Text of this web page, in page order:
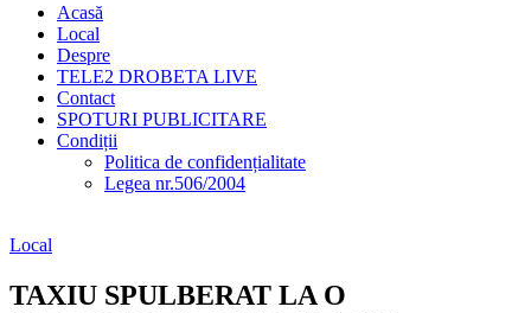
Acasă
Local
Despre
TELE2 DROBETA LIVE
Contact
SPOTURI PUBLICITARE
Condiții
Politica de confidențialitate
Legea nr.506/2004
Local
TAXIU SPULBERAT LA O